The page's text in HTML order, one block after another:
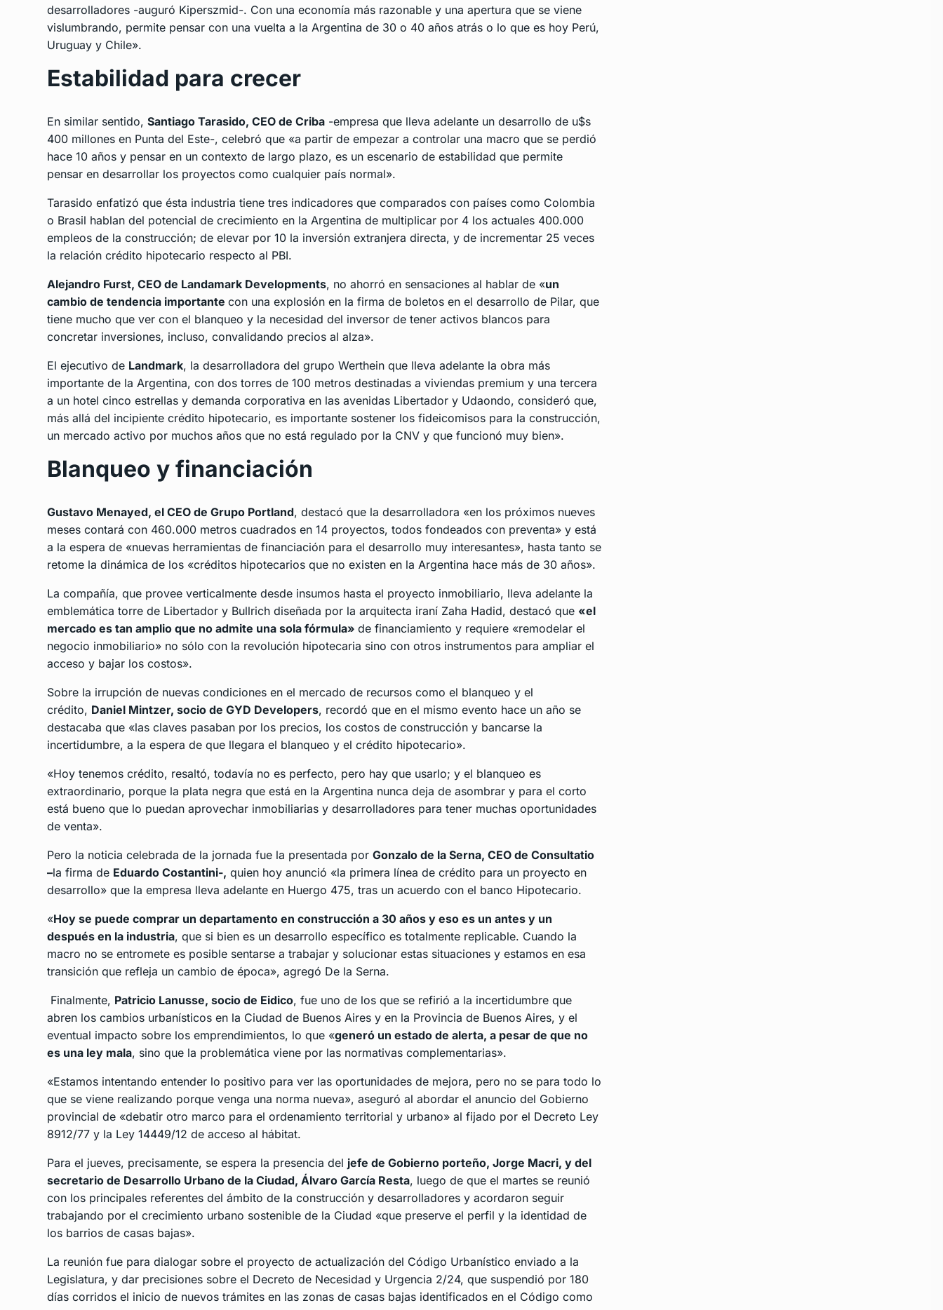
desarrolladores -auguró Kiperszmid-. Con una economía más razonable y una apertura que se viene
vislumbrando, permite pensar con una vuelta a la Argentina de 30 o 40 años atrás o lo que es hoy Perú,
Uruguay y Chile».
Estabilidad para crecer
En similar sentido, Santiago Tarasido, CEO de Criba -empresa que lleva adelante un desarrollo de u$s
400 millones en Punta del Este-, celebró que «a partir de empezar a controlar una macro que se perdió
hace 10 años y pensar en un contexto de largo plazo, es un escenario de estabilidad que permite
pensar en desarrollar los proyectos como cualquier país normal».
Tarasido enfatizó que ésta industria tiene tres indicadores que comparados con países como Colombia
o Brasil hablan del potencial de crecimiento en la Argentina de multiplicar por 4 los actuales 400.000
empleos de la construcción; de elevar por 10 la inversión extranjera directa, y de incrementar 25 veces
la relación crédito hipotecario respecto al PBI.
Alejandro Furst, CEO de Landamark Developments, no ahorró en sensaciones al hablar de «un
cambio de tendencia importante con una explosión en la firma de boletos en el desarrollo de Pilar, que
tiene mucho que ver con el blanqueo y la necesidad del inversor de tener activos blancos para
concretar inversiones, incluso, convalidando precios al alza».
El ejecutivo de Landmark, la desarrolladora del grupo Werthein que lleva adelante la obra más
importante de la Argentina, con dos torres de 100 metros destinadas a viviendas premium y una tercera
a un hotel cinco estrellas y demanda corporativa en las avenidas Libertador y Udaondo, consideró que,
más allá del incipiente crédito hipotecario, es importante sostener los fideicomisos para la construcción,
un mercado activo por muchos años que no está regulado por la CNV y que funcionó muy bien».
Blanqueo y financiación
Gustavo Menayed, el CEO de Grupo Portland, destacó que la desarrolladora «en los próximos nueves
meses contará con 460.000 metros cuadrados en 14 proyectos, todos fondeados con preventa» y está
a la espera de «nuevas herramientas de financiación para el desarrollo muy interesantes», hasta tanto se
retome la dinámica de los «créditos hipotecarios que no existen en la Argentina hace más de 30 años».
La compañía, que provee verticalmente desde insumos hasta el proyecto inmobiliario, lleva adelante la
emblemática torre de Libertador y Bullrich diseñada por la arquitecta iraní Zaha Hadid, destacó que «el
mercado es tan amplio que no admite una sola fórmula» de financiamiento y requiere «remodelar el
negocio inmobiliario» no sólo con la revolución hipotecaria sino con otros instrumentos para ampliar el
acceso y bajar los costos».
Sobre la irrupción de nuevas condiciones en el mercado de recursos como el blanqueo y el
crédito, Daniel Mintzer, socio de GYD Developers, recordó que en el mismo evento hace un año se
destacaba que «las claves pasaban por los precios, los costos de construcción y bancarse la
incertidumbre, a la espera de que llegara el blanqueo y el crédito hipotecario».
«Hoy tenemos crédito, resaltó, todavía no es perfecto, pero hay que usarlo; y el blanqueo es
extraordinario, porque la plata negra que está en la Argentina nunca deja de asombrar y para el corto
está bueno que lo puedan aprovechar inmobiliarias y desarrolladores para tener muchas oportunidades
de venta».
Pero la noticia celebrada de la jornada fue la presentada por Gonzalo de la Serna, CEO de Consultatio
–la firma de Eduardo Costantini-, quien hoy anunció «la primera línea de crédito para un proyecto en
desarrollo» que la empresa lleva adelante en Huergo 475, tras un acuerdo con el banco Hipotecario.
«Hoy se puede comprar un departamento en construcción a 30 años y eso es un antes y un
después en la industria, que si bien es un desarrollo específico es totalmente replicable. Cuando la
macro no se entromete es posible sentarse a trabajar y solucionar estas situaciones y estamos en esa
transición que refleja un cambio de época», agregó De la Serna.
Finalmente, Patricio Lanusse, socio de Eidico, fue uno de los que se refirió a la incertidumbre que
abren los cambios urbanísticos en la Ciudad de Buenos Aires y en la Provincia de Buenos Aires, y el
eventual impacto sobre los emprendimientos, lo que «generó un estado de alerta, a pesar de que no
es una ley mala, sino que la problemática viene por las normativas complementarias».
«Estamos intentando entender lo positivo para ver las oportunidades de mejora, pero no se para todo lo
que se viene realizando porque venga una norma nueva», aseguró al abordar el anuncio del Gobierno
provincial de «debatir otro marco para el ordenamiento territorial y urbano» al fijado por el Decreto Ley
8912/77 y la Ley 14449/12 de acceso al hábitat.
Para el jueves, precisamente, se espera la presencia del jefe de Gobierno porteño, Jorge Macri, y del
secretario de Desarrollo Urbano de la Ciudad, Álvaro García Resta, luego de que el martes se reunió
con los principales referentes del ámbito de la construcción y desarrolladores y acordaron seguir
trabajando por el crecimiento urbano sostenible de la Ciudad «que preserve el perfil y la identidad de
los barrios de casas bajas».
La reunión fue para dialogar sobre el proyecto de actualización del Código Urbanístico enviado a la
Legislatura, y dar precisiones sobre el Decreto de Necesidad y Urgencia 2/24, que suspendió por 180
días corridos el inicio de nuevos trámites en las zonas de casas bajas identificados en el Código como